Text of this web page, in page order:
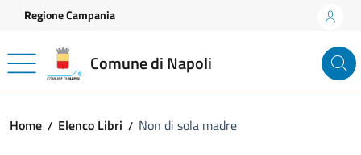
Vai ai contenuti
Vai al footer
Regione Campania
Comune di Napoli
Home Elenco Libri Non di sola madre